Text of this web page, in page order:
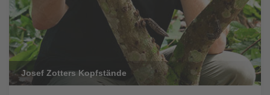
Josef Zotters Kopfstände